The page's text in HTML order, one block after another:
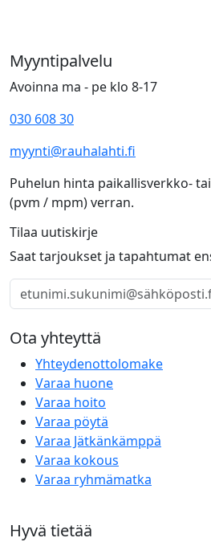
Myyntipalvelu
Avoinna ma - pe klo 8-17
030 608 30
myynti@rauhalahti.fi
Puhelun hinta paikallisverkko-
(pvm / mpm) verran.
Tilaa uutiskirje
Saat tarjoukset ja tapahtumat
Ota yhteyttä
Yhteydenottolomake
Varaa huone
Varaa hoito
Varaa pöytä
Varaa Jätkänkämppä
Varaa kokous
Varaa ryhmämatka
Hyvä tietää